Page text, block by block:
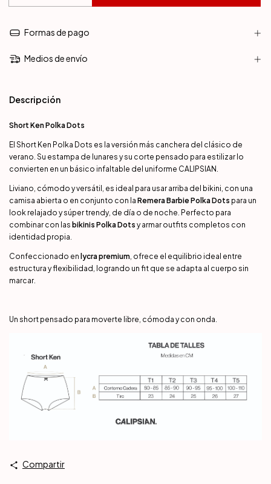
Formas de pago
Medios de envío
Descripción
Short Ken Polka Dots
El Short Ken Polka Dots es la versión más canchera del clásico de
verano. Su estampa de lunares y su corte pensado para estilizar lo
convierten en un básico infaltable del uniforme CALIPSIAN.
Liviano, cómodo y versátil, es ideal para usar arriba del bikini, con una
camisa abierta o en conjunto con la Remera Barbie Polka Dots para un
look relajado y súper trendy, de día o de noche. Perfecto para
combinar con las bikinis Polka Dots y armar outfits completos con
identidad propia.
Confeccionado en lycra premium , ofrece el equilibrio ideal entre
estructura y flexibilidad, logrando un fit que se adapta al cuerpo sin
marcar.
Un short pensado para moverte libre, cómoda y con onda.
Compartir